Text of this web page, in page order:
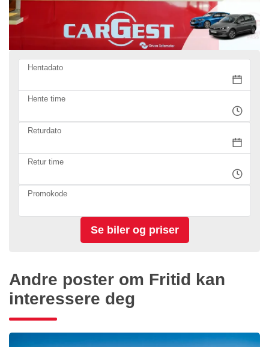
Hentadato
Hente time
Returdato
Retur time
Promokode
Andre poster om Fritid kan
interessere deg